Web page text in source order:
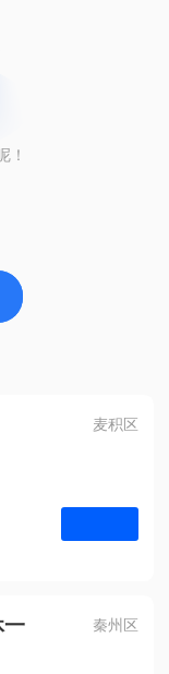
！
麦积区
秦州区